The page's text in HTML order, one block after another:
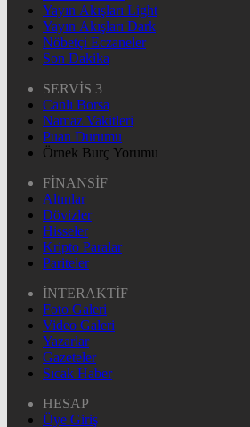
Yayın Akışları Light
Yayın Akışları Dark
Nöbetçi Eczaneler
Son Dakika
SERVİS 3
Canlı Borsa
Namaz Vakitleri
Puan Durumu
Örnek Burç Yorumu
FİNANSİF
Altınlar
Dövizler
Hisseler
Kripto Paralar
Pariteler
İNTERAKTİF
Foto Galeri
Video Galeri
Yazarlar
Gazeteler
Sıcak Haber
HESAP
Üye Giriş